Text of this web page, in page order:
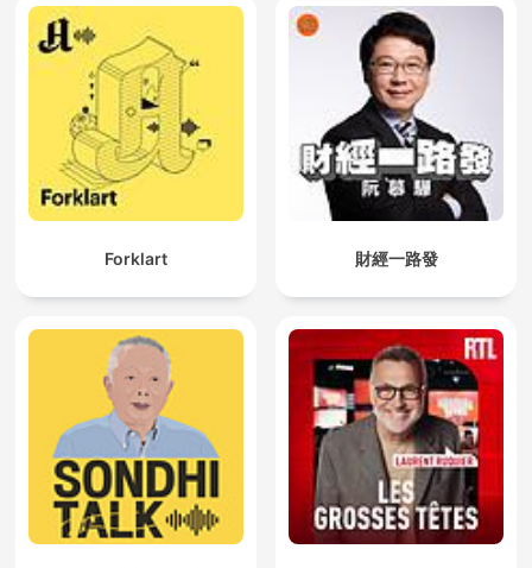
Forklart 財經一路發